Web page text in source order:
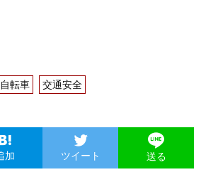
転車 交通安全
加 ツイート 送る